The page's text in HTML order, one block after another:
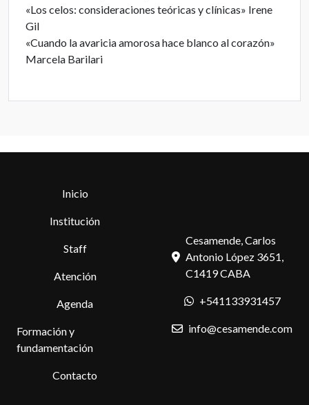
«Los celos: consideraciones teóricas y clínicas» Irene
Gil
«Cuando la avaricia amorosa hace blanco al corazón»
Marcela Barilari
Inicio
Institución
Staff
Atención
Agenda
Formación y
fundamentación
Contacto
Cesamende, Carlos
Antonio López 3651,
C1419 CABA
+541133931457
info@cesamende.com